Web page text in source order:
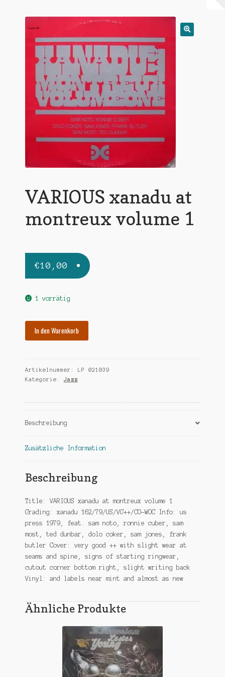
Warenkorb
Mein Konto
VARIOUS xanadu at
montreux volume 1
€10,00
1 vorrätig
volume
1
In den Warenkorb
Artikelnummer: LP 021039
Kategorie: Jazz
Beschreibung
Zusätzliche Information
Beschreibung
Title: VARIOUS xanadu at montreux volume 1
Grading: xanadu 162/79/US/VG++/CO-WOC Info: us
press 1979, feat. sam noto, ronnie cuber, sam
most, ted dunbar, dolo coker, sam jones, frank
butler Cover: very good ++ with slight wear at
seams and spine, signs of starting ringwear,
cutout corner bottom right, slight writing back
Vinyl: and labels near mint and almost as new
Ähnliche Produkte